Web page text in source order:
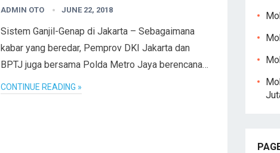
ADMIN OTO JUNE 22, 2018
Sistem Ganjil-Genap di Jakarta – Sebagaimana
kabar yang beredar, Pemprov DKI Jakarta dan
BPTJ juga bersama Polda Metro Jaya berencana…
CONTINUE READING »